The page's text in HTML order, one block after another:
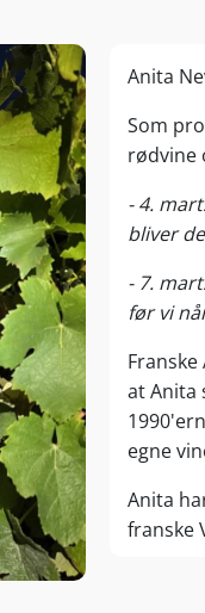
Anita
Som
rødvine
- 4.
bliver
- 7.
før vi
at Anita
egne
Anita
franske